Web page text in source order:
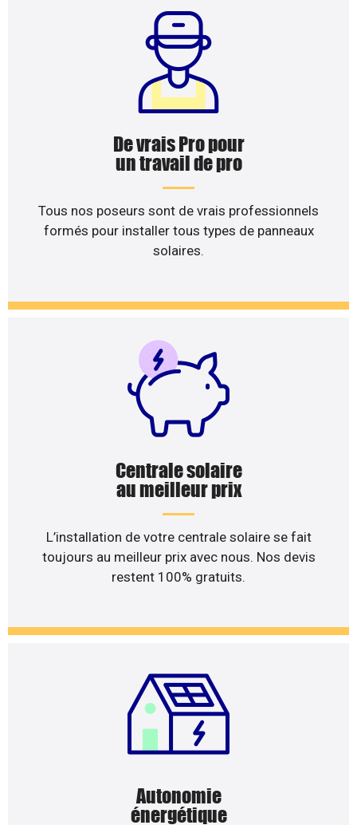
De vrais Pro pour
un travail de pro
Tous nos poseurs sont de vrais professionnels
formés pour installer tous types de panneaux
solaires.
Centrale solaire
au meilleur prix
L’installation de votre centrale solaire se fait
toujours au meilleur prix avec nous. Nos devis
restent 100% gratuits.
Autonomie
énergétique